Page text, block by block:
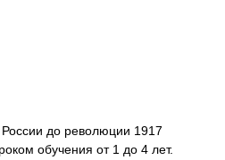
до революции 1917
обучения от 1 до 4 лет.